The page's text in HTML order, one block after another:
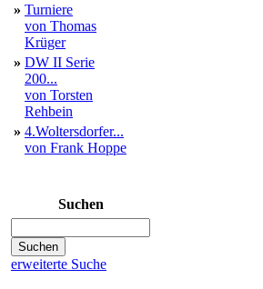
» Turniere
von Thomas
Krüger
» DW II Serie
200...
von Torsten
Rehbein
» 4.Woltersdorfer...
von Frank Hoppe
Suchen
erweiterte Suche